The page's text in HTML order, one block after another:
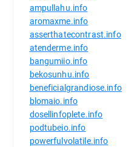
ampullahu.info
aromaxme.info
asserthatecontrast.info
atenderme.info
bangumiio.info
bekosunhu.info
beneficialgrandiose.info
blomaio.info
dosellinfoplete.info
podtubeio.info
powerfulvolatile.info